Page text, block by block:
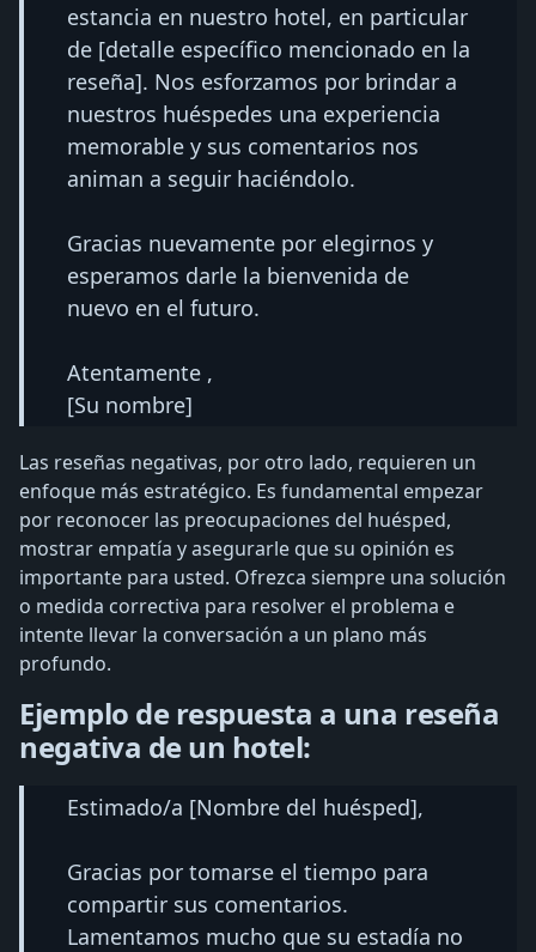
estancia en nuestro hotel, en particular
de [detalle específico mencionado en la
reseña]. Nos esforzamos por brindar a
nuestros huéspedes una experiencia
memorable y sus comentarios nos
animan a seguir haciéndolo.
Gracias nuevamente por elegirnos y
esperamos darle la bienvenida de
nuevo en el futuro.
Atentamente ,
[Su nombre]
Las reseñas negativas, por otro lado, requieren un
enfoque más estratégico. Es fundamental empezar
por reconocer las preocupaciones del huésped,
mostrar empatía y asegurarle que su opinión es
importante para usted. Ofrezca siempre una solución
o medida correctiva para resolver el problema e
intente llevar la conversación a un plano más
profundo.
Ejemplo de respuesta a una reseña
negativa de un hotel:
Estimado/a [Nombre del huésped],
Gracias por tomarse el tiempo para
compartir sus comentarios.
Lamentamos mucho que su estadía no